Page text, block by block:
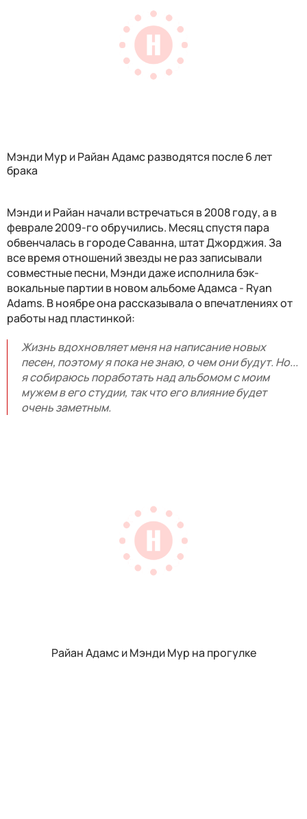
Мэнди Мур и Райан Адамс разводятся после 6 лет
брака
Мэнди и Райан начали встречаться в 2008 году, а в
феврале 2009-го обручились. Месяц спустя пара
обвенчалась в городе Саванна, штат Джорджия. За
все время отношений звезды не раз записывали
совместные песни, Мэнди даже исполнила бэк-
вокальные партии в новом альбоме Адамса - Ryan
Adams. В ноябре она рассказывала о впечатлениях от
работы над пластинкой:
Жизнь вдохновляет меня на написание новых
песен, поэтому я пока не знаю, о чем они будут. Но...
я собираюсь поработать над альбомом с моим
мужем в его студии, так что его влияние будет
очень заметным.
Райан Адамс и Мэнди Мур на прогулке